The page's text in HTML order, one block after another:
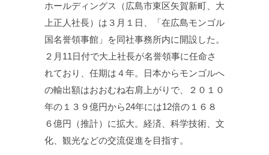
ホールディングス（広島市東区矢賀新町、大
上正人社長）は３月１日、「在広島モンゴル
国名誉領事館」を同社事務所内に開設した。
２月11日付で大上社長が名誉領事に任命さ
れており、任期は４年。日本からモンゴルへ
の輸出額はおおむね右肩上がりで、２０１０
年の１３９億円から24年には12倍の１６８
６億円（推計）に拡大。経済、科学技術、文
化、観光などの交流促進を目指す。